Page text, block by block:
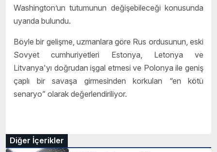
Washington’un tutumunun değişebileceği konusunda
uyarıda bulundu.
Böyle bir gelişme, uzmanlara göre Rus ordusunun, eski
Sovyet cumhuriyetleri Estonya, Letonya ve
Litvanya'yı doğrudan işgal etmesi ve Polonya ile geniş
çaplı bir savaşa girmesinden korkulan “en kötü
senaryo” olarak değerlendiriliyor.
Diğer İçerikler